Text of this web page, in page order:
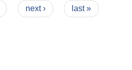
next › last »